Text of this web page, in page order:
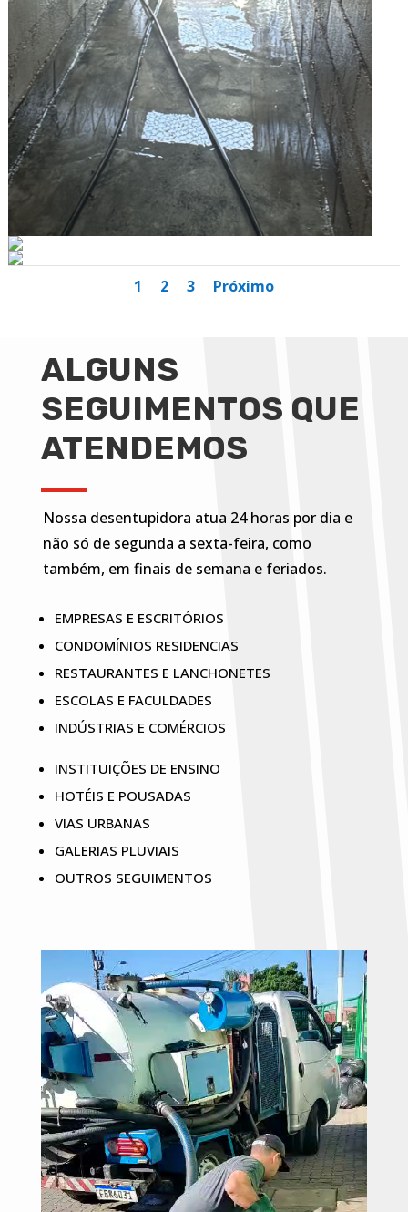
1 2 3 Próximo
ALGUNS
SEGUIMENTOS QUE
ATENDEMOS
Nossa desentupidora atua 24 horas por dia e
não só de segunda a sexta-feira, como
também, em finais de semana e feriados.
EMPRESAS E ESCRITÓRIOS
CONDOMÍNIOS RESIDENCIAS
RESTAURANTES E LANCHONETES
ESCOLAS E FACULDADES
INDÚSTRIAS E COMÉRCIOS
INSTITUIÇÕES DE ENSINO
HOTÉIS E POUSADAS
VIAS URBANAS
GALERIAS PLUVIAIS
OUTROS SEGUIMENTOS